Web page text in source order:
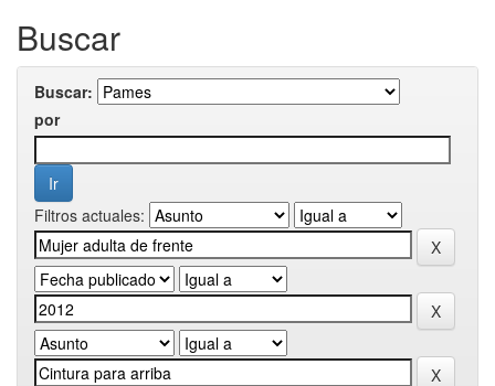
Buscar
Buscar:
por
Filtros actuales: